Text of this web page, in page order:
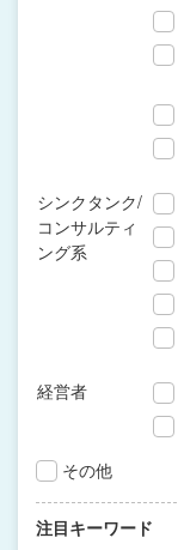
シンクタンク/
コンサルティ
ング系
経営者
その他
注目キーワード